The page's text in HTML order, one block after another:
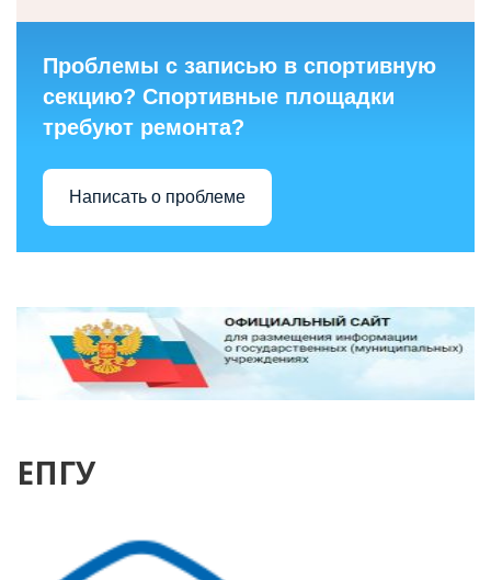
Проблемы с записью в спортивную
секцию? Спортивные площадки
требуют ремонта?
Написать о проблеме
ЕПГУ